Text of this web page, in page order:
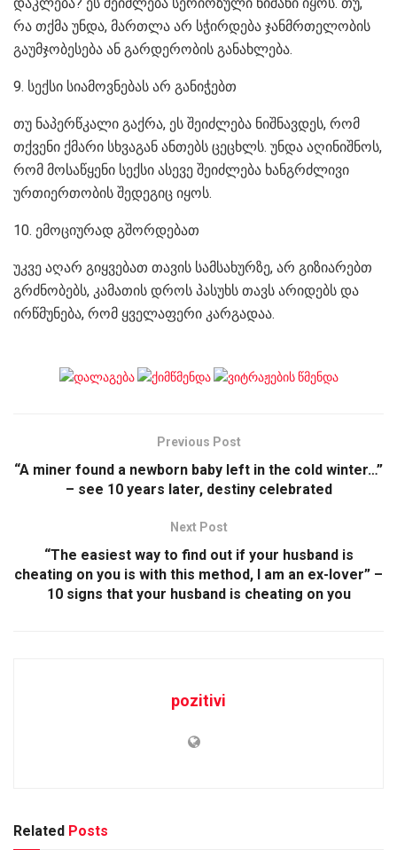
რა თქმა უნდა, მართლა არ სჭირდება ჯანმრთელობის
გაუმჯობესება ან გარდერობის განახლება.
9. სექსი სიამოვნებას არ განიჭებთ
თუ ნაპერწკალი გაქრა, ეს შეიძლება ნიშნავდეს, რომ
თქვენი ქმარი სხვაგან ანთებს ცეცხლს. უნდა აღინიშნოს,
რომ მოსაწყენი სექსი ასევე შეიძლება ხანგრძლივი
ურთიერთობის შედეგიც იყოს.
10. ემოციურად გშორდებათ
უკვე აღარ გიყვებათ თავის სამსახურზე, არ გიზიარებთ
გრძნობებს, კამათის დროს პასუხს თავს არიდებს და
ირწმუნება, რომ ყველაფერი კარგადაა.
Previous Post
“A miner found a newborn baby left in the cold winter…”
– see 10 years later, destiny celebrated
Next Post
“The easiest way to find out if your husband is
cheating on you is with this method, I am an ex-lover” –
10 signs that your husband is cheating on you
pozitivi
Related Posts